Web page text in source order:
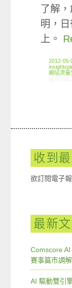
了解
明，
上。
2012-05-
網站流量
收到
欲訂閱電子
最新
Comscore
賽事篇市調
AI 驅動雙引